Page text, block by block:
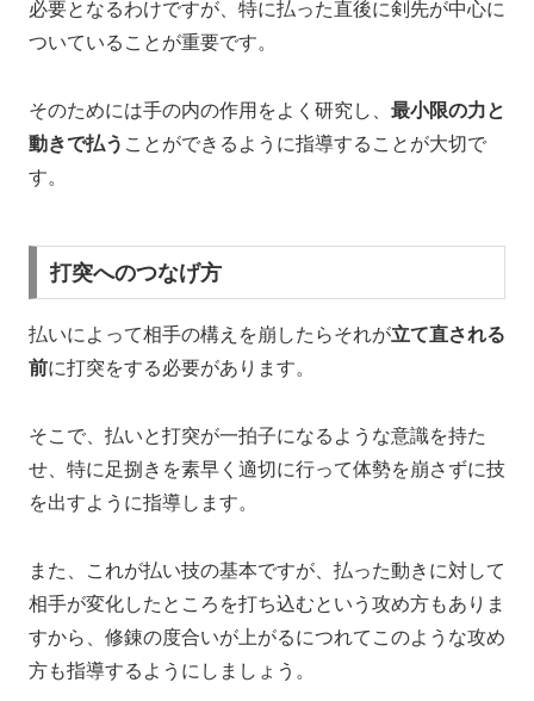
必要となるわけですが、特に払った直後に剣先が中心に
ついていることが重要です。
そのためには手の内の作用をよく研究し、 最小限の力と
動きで払う ことができるように指導することが大切で
す。
打突へのつなげ方
払いによって相手の構えを崩したらそれが立て直される
前に打突をする必要があります。
そこで、払いと打突が一拍子になるような意識を持た
せ、特に足捌きを素早く適切に行って体勢を崩さずに技
を出すように指導します。
また、これが払い技の基本ですが、払った動きに対して
相手が変化したところを打ち込むという攻め方もありま
すから、修錬の度合いが上がるにつれてこのような攻め
方も指導するようにしましょう。